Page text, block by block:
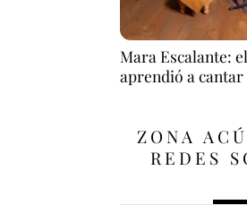
Mara Escalante:
aprendió a cantar
ZONA
REDES